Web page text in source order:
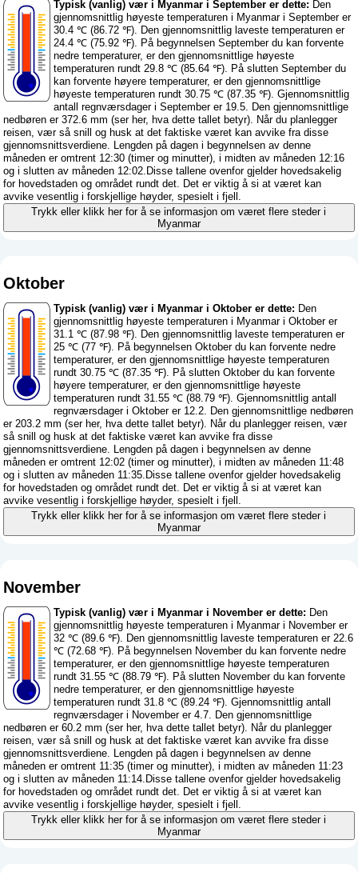
Typisk (vanlig) vær i Myanmar i September er dette: Den
gjennomsnittlig høyeste temperaturen i Myanmar i September er
30.4 ℃ (86.72 ℉). Den gjennomsnittlig laveste temperaturen er
24.4 ℃ (75.92 ℉). På begynnelsen September du kan forvente
nedre temperaturer, er den gjennomsnittlige høyeste
temperaturen rundt 29.8 ℃ (85.64 ℉). På slutten September du
kan forvente høyere temperaturer, er den gjennomsnittlige
høyeste temperaturen rundt 30.75 ℃ (87.35 ℉). Gjennomsnittlig
antall regnværsdager i September er 19.5. Den gjennomsnittlige
nedbøren er 372.6 mm (ser her, hva dette tallet betyr). Når du planlegger
reisen, vær så snill og husk at det faktiske været kan avvike fra disse
gjennomsnittsverdiene. Lengden på dagen i begynnelsen av denne
måneden er omtrent 12:30 (timer og minutter), i midten av måneden 12:16
og i slutten av måneden 12:02.Disse tallene ovenfor gjelder hovedsakelig
for hovedstaden og området rundt det. Det er viktig å si at været kan
avvike vesentlig i forskjellige høyder, spesielt i fjell.
Trykk eller klikk her for å se informasjon om været flere steder i
Myanmar
Oktober
Typisk (vanlig) vær i Myanmar i Oktober er dette: Den
gjennomsnittlig høyeste temperaturen i Myanmar i Oktober er
31.1 ℃ (87.98 ℉). Den gjennomsnittlig laveste temperaturen er
25 ℃ (77 ℉). På begynnelsen Oktober du kan forvente nedre
temperaturer, er den gjennomsnittlige høyeste temperaturen
rundt 30.75 ℃ (87.35 ℉). På slutten Oktober du kan forvente
høyere temperaturer, er den gjennomsnittlige høyeste
temperaturen rundt 31.55 ℃ (88.79 ℉). Gjennomsnittlig antall
regnværsdager i Oktober er 12.2. Den gjennomsnittlige nedbøren
er 203.2 mm (ser her, hva dette tallet betyr). Når du planlegger reisen, vær
så snill og husk at det faktiske været kan avvike fra disse
gjennomsnittsverdiene. Lengden på dagen i begynnelsen av denne
måneden er omtrent 12:02 (timer og minutter), i midten av måneden 11:48
og i slutten av måneden 11:35.Disse tallene ovenfor gjelder hovedsakelig
for hovedstaden og området rundt det. Det er viktig å si at været kan
avvike vesentlig i forskjellige høyder, spesielt i fjell.
Trykk eller klikk her for å se informasjon om været flere steder i
Myanmar
November
Typisk (vanlig) vær i Myanmar i November er dette: Den
gjennomsnittlig høyeste temperaturen i Myanmar i November er
32 ℃ (89.6 ℉). Den gjennomsnittlig laveste temperaturen er 22.6
℃ (72.68 ℉). På begynnelsen November du kan forvente nedre
temperaturer, er den gjennomsnittlige høyeste temperaturen
rundt 31.55 ℃ (88.79 ℉). På slutten November du kan forvente
nedre temperaturer, er den gjennomsnittlige høyeste
temperaturen rundt 31.8 ℃ (89.24 ℉). Gjennomsnittlig antall
regnværsdager i November er 4.7. Den gjennomsnittlige
nedbøren er 60.2 mm (ser her, hva dette tallet betyr). Når du planlegger
reisen, vær så snill og husk at det faktiske været kan avvike fra disse
gjennomsnittsverdiene. Lengden på dagen i begynnelsen av denne
måneden er omtrent 11:35 (timer og minutter), i midten av måneden 11:23
og i slutten av måneden 11:14.Disse tallene ovenfor gjelder hovedsakelig
for hovedstaden og området rundt det. Det er viktig å si at været kan
avvike vesentlig i forskjellige høyder, spesielt i fjell.
Trykk eller klikk her for å se informasjon om været flere steder i
Myanmar